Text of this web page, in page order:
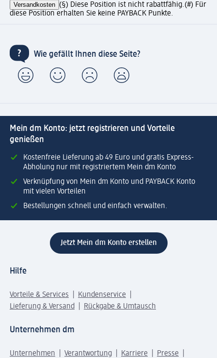
Versandkosten (§) Diese Position ist nicht rabattfähig.(#) Für
diese Position erhalten Sie keine PAYBACK Punkte.
Wie gefällt Ihnen diese Seite?
Mein dm Konto: jetzt registrieren und Vorteile
genießen
Kostenfreie Lieferung ab 49 Euro und gratis Express-
Abholung nur mit registriertem Mein dm Konto
Verknüpfung von Mein dm Konto und PAYBACK Konto
mit vielen Vorteilen
Bestellungen schnell und einfach verwalten.
Jetzt Mein dm Konto erstellen
Hilfe
Vorteile & Services
Kundenservice
Lieferung & Versand
Rückgabe & Umtausch
Unternehmen dm
Unternehmen Verantwortung Karriere
Presse